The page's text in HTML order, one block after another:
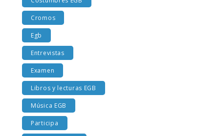
Cromos
Egb
Entrevistas
Examen
Libros y lecturas EGB
Música EGB
Participa